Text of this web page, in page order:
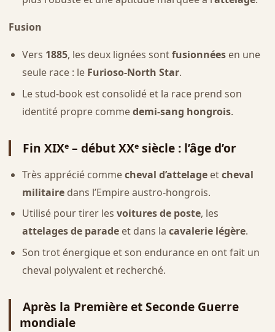
Fusion
Vers 1885, les deux lignées sontfusionnéesen une
seule race : le Furioso-North Star.
Le stud-book est consolidé et la race prend son
identité propre commedemi-sang hongrois.
Fin XIXᵉ – début XXᵉ siècle : l’âge d’or
Très apprécié commecheval d’attelageetcheval
militairedans l’Empire austro-hongrois.
Utilisé pour tirer les voitures de poste, les
attelages de paradeet dans la cavalerie légère.
Son trot énergique et son endurance en ont fait un
cheval polyvalent et recherché.
Après la Première et Seconde Guerre
mondiale